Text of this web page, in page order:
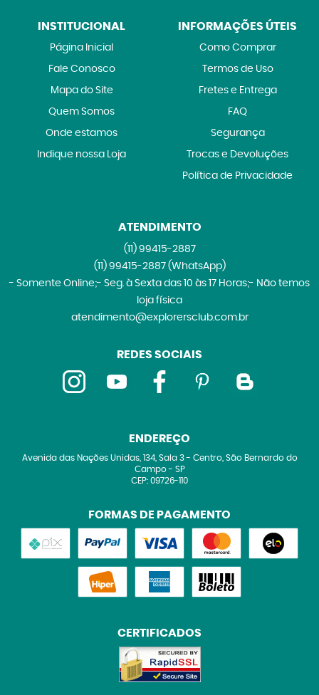
INSTITUCIONAL
Página Inicial
Fale Conosco
Mapa do Site
Quem Somos
Onde estamos
Indique nossa Loja
INFORMAÇÕES ÚTEIS
Como Comprar
Termos de Uso
Fretes e Entrega
FAQ
Segurança
Trocas e Devoluções
Política de Privacidade
ATENDIMENTO
(11)99415-2887
(11)99415-2887 (WhatsApp)
- Somente Online;- Seg. à Sexta das 10 às 17 Horas;- Não temos
loja física
atendimento@explorersclub.com.br
REDES SOCIAIS
ENDEREÇO
Avenida das Nações Unidas, 134, Sala 3- Centro, São Bernardo do
Campo- SP
CEP: 09726-110
FORMAS DE PAGAMENTO
CERTIFICADOS